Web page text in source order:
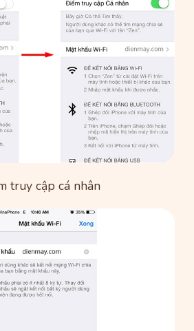
truy cập cá nhân